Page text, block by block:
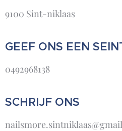
9100 Sint-niklaas
GEEF ONS EEN
0492968138
SCHRIJF ONS